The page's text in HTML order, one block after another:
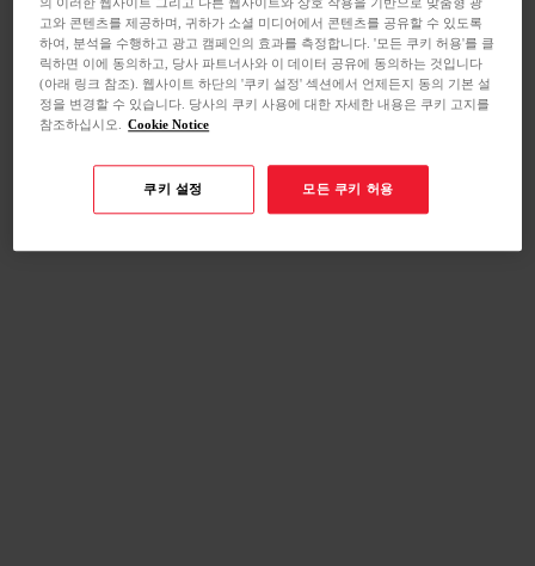
의 이러한 웹사이트 그리고 다른 웹사이트와 상호 작용을 기반으로 맞춤형 광
고와 콘텐츠를 제공하며, 귀하가 소셜 미디어에서 콘텐츠를 공유할 수 있도록
하여, 분석을 수행하고 광고 캠페인의 효과를 측정합니다. '모든 쿠키 허용'를 클
릭하면 이에 동의하고, 당사 파트너사와 이 데이터 공유에 동의하는 것입니다
(아래 링크 참조). 웹사이트 하단의 '쿠키 설정' 섹션에서 언제든지 동의 기본 설
정을 변경할 수 있습니다. 당사의 쿠키 사용에 대한 자세한 내용은 쿠키 고지를
참조하십시오. Cookie Notice
쿠키 설정 모든 쿠키 허용